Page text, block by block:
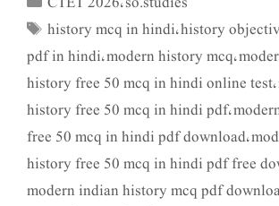
Tags
history mcq in hindi,history
pdf in hindi, modern history mcq,
history free 50 mcq in hindi online test,
history free 50 mcq in hindi pdf,
free 50 mcq in hindi pdf download,
history free 50 mcq in hindi pdf free
modern indian history mcq pdf